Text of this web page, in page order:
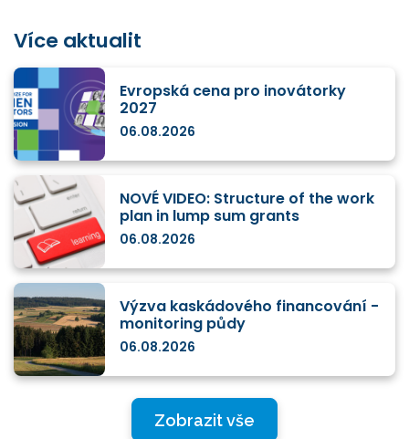
Více aktualit
Evropská cena pro inovátorky
2027
06.08.2026
NOVÉ VIDEO: Structure of the work
plan in lump sum grants
06.08.2026
Výzva kaskádového financování -
monitoring půdy
06.08.2026
Zobrazit vše